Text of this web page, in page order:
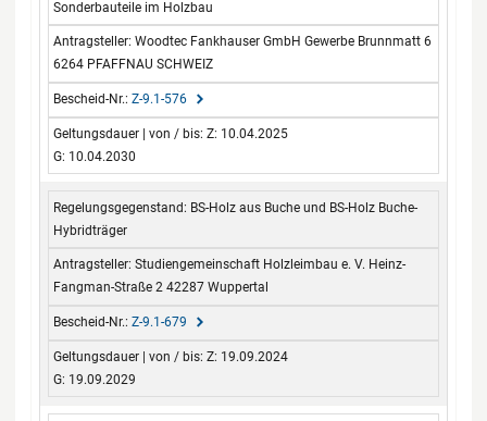
Sonderbauteile im Holzbau
Woodtec Fankhauser GmbH Gewerbe Brunnmatt 6
6264 PFAFFNAU SCHWEIZ
Z-9.1-576
Z: 10.04.2025
G: 10.04.2030
BS-Holz aus Buche und BS-Holz Buche-
Hybridträger
Studiengemeinschaft Holzleimbau e. V. Heinz-
Fangman-Straße 2 42287 Wuppertal
Z-9.1-679
Z: 19.09.2024
G: 19.09.2029